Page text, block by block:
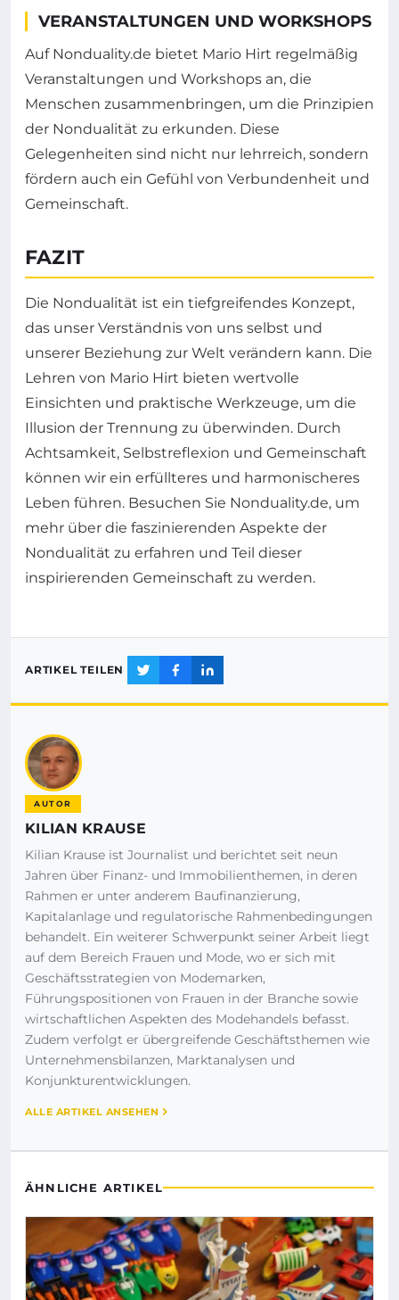
VERANSTALTUNGEN UND WORKSHOPS
Auf Nonduality.de bietet Mario Hirt regelmäßig
Veranstaltungen und Workshops an, die
Menschen zusammenbringen, um die Prinzipien
der Nondualität zu erkunden. Diese
Gelegenheiten sind nicht nur lehrreich, sondern
fördern auch ein Gefühl von Verbundenheit und
Gemeinschaft.
FAZIT
Die Nondualität ist ein tiefgreifendes Konzept,
das unser Verständnis von uns selbst und
unserer Beziehung zur Welt verändern kann. Die
Lehren von Mario Hirt bieten wertvolle
Einsichten und praktische Werkzeuge, um die
Illusion der Trennung zu überwinden. Durch
Achtsamkeit, Selbstreflexion und Gemeinschaft
können wir ein erfüllteres und harmonischeres
Leben führen. Besuchen Sie Nonduality.de, um
mehr über die faszinierenden Aspekte der
Nondualität zu erfahren und Teil dieser
inspirierenden Gemeinschaft zu werden.
ARTIKEL TEILEN
AUTOR
KILIAN KRAUSE
Kilian Krause ist Journalist und berichtet seit neun
Jahren über Finanz- und Immobilienthemen, in deren
Rahmen er unter anderem Baufinanzierung,
Kapitalanlage und regulatorische Rahmenbedingungen
behandelt. Ein weiterer Schwerpunkt seiner Arbeit liegt
auf dem Bereich Frauen und Mode, wo er sich mit
Geschäftsstrategien von Modemarken,
Führungspositionen von Frauen in der Branche sowie
wirtschaftlichen Aspekten des Modehandels befasst.
Zudem verfolgt er übergreifende Geschäftsthemen wie
Unternehmensbilanzen, Marktanalysen und
Konjunkturentwicklungen.
ALLE ARTIKEL ANSEHEN
ÄHNLICHE ARTIKEL